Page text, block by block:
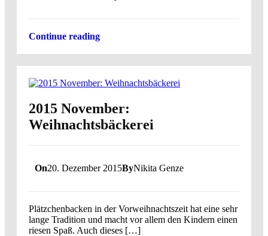
Continue reading
2015 November:
Weihnachtsbäckerei
On20. Dezember 2015ByNikita Genze
Plätzchenbacken in der Vorweihnachtszeit hat eine sehr
lange Tradition und macht vor allem den Kindern einen
riesen Spaß. Auch dieses […]